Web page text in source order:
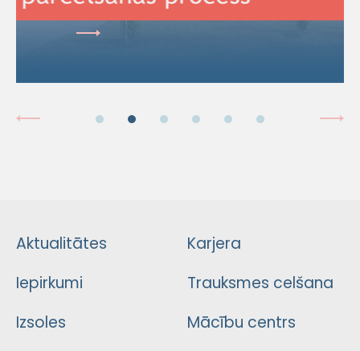
Aktualitātes
Iepirkumi
Izsoles
Karjera
Trauksmes celšana
Mācību centrs